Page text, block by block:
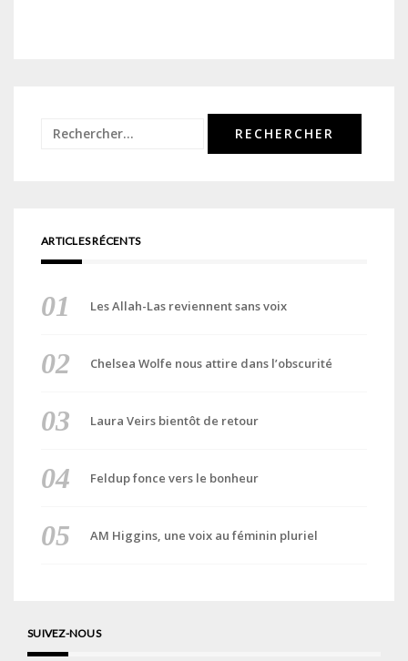
Rechercher :
ARTICLES RÉCENTS
Les Allah-Las reviennent sans voix
Chelsea Wolfe nous attire dans l’obscurité
Laura Veirs bientôt de retour
Feldup fonce vers le bonheur
AM Higgins, une voix au féminin pluriel
SUIVEZ-NOUS